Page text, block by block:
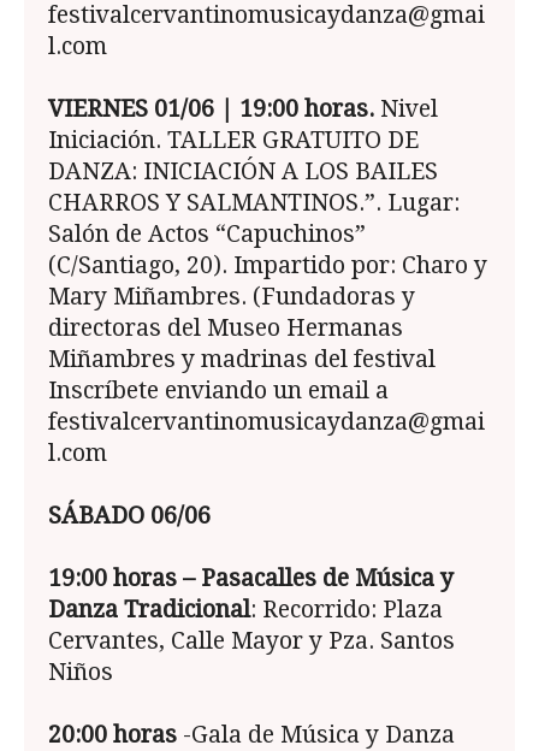
festivalcervantinomusicaydanza@gmai
l.com
VIERNES 01/06 | 19:00 horas. Nivel
Iniciación. TALLER GRATUITO DE
DANZA: INICIACIÓN A LOS BAILES
CHARROS Y SALMANTINOS.”. Lugar:
Salón de Actos “Capuchinos”
(C/Santiago, 20). Impartido por: Charo y
Mary Miñambres. (Fundadoras y
directoras del Museo Hermanas
Miñambres y madrinas del festival
Inscríbete enviando un email a
festivalcervantinomusicaydanza@gmai
l.com
SÁBADO 06/06
19:00 horas – Pasacalles de Música y
Danza Tradicional: Recorrido: Plaza
Cervantes, Calle Mayor y Pza. Santos
Niños
20:00 horas -Gala de Música y Danza